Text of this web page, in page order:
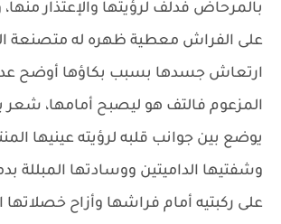
بالمرحاض فدلف لرؤيتها والإعتذار
على الفراش معطية ظهره له متصنعة
ارتعاش جسدها بسبب بكاؤها أوضح
المزعوم فالتف هو ليصبح أمامها،
يوضع بين جوانب قلبه لرؤيته عينيها
وشفتيها الداميتين ووسادتها المبللة
على ركبتيه أمام فراشها وأزاح خصلاتها